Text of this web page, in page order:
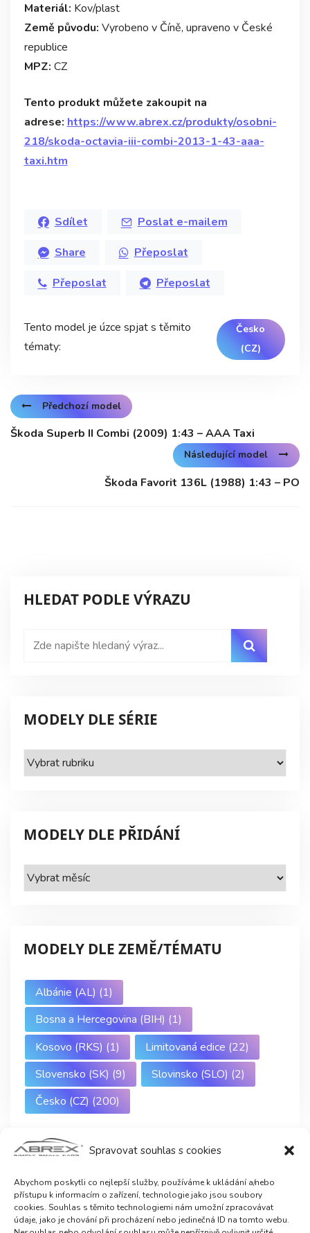
Spravovat souhlas s cookies
Abychom poskytli co nejlepší služby, používáme k ukládání a/nebo
přístupu k informacím o zařízení, technologie jako jsou soubory
cookies. Souhlas s těmito technologiemi nám umožní zpracovávat
údaje, jako je chování při procházení nebo jedinečná ID na tomto webu.
Materiál: Kov/plast
Země původu: Vyrobeno v Číně, upraveno v České
republice
MPZ: CZ
Tento produkt můžete zakoupit na
adrese: https://www.abrex.cz/produkty/osobni-
218/skoda-octavia-iii-combi-2013-1-43-aaa-
taxi.htm
Sdílet
Poslat e-mailem
Share
Přeposlat
Přeposlat
Přeposlat
Tento model je úzce spjat s těmito
tématy:
Česko
(CZ)
Předchozí model
Škoda Superb II Combi (2009) 1:43 – AAA Taxi
Následující model
Škoda Favorit 136L (1988) 1:43 – PO
HLEDAT PODLE VÝRAZU
MODELY DLE SÉRIE
Modely
dle
MODELY DLE PŘIDÁNÍ
Modely
dle
MODELY DLE ZEMĚ/TÉMATU
Albánie (AL) (1)
Bosna a Hercegovina (BIH) (1)
Kosovo (RKS) (1) Limitovaná edice (22)
Slovensko (SK) (9) Slovinsko (SLO) (2)
Česko (CZ) (200)